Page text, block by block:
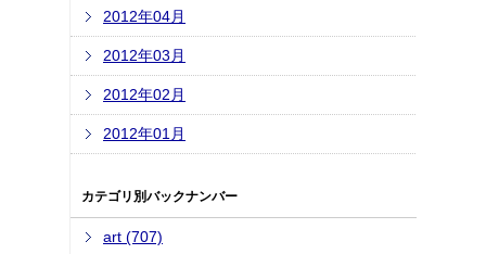
2012年04月
2012年03月
2012年02月
2012年01月
カテゴリ別バックナンバー
art (707)